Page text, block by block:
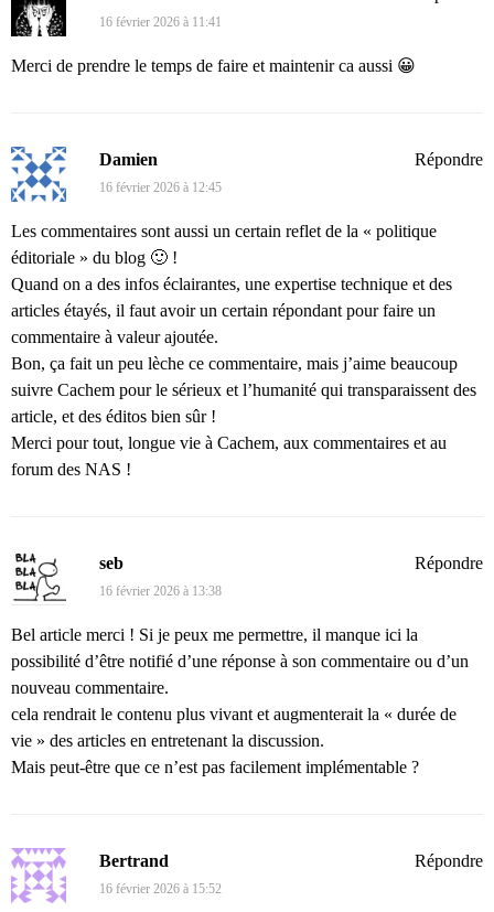
16 février 2026 à 11:41
Merci de prendre le temps de faire et maintenir ca aussi 😀
Damien
16 février 2026 à 12:45
Les commentaires sont aussi un certain reflet de la « politique
éditoriale » du blog 🙂 !
Quand on a des infos éclairantes, une expertise technique et des
articles étayés, il faut avoir un certain répondant pour faire un
commentaire à valeur ajoutée.
Bon, ça fait un peu lèche ce commentaire, mais j’aime beaucoup
suivre Cachem pour le sérieux et l’humanité qui transparaissent des
article, et des éditos bien sûr !
Merci pour tout, longue vie à Cachem, aux commentaires et au
forum des NAS !
Répondre
seb
16 février 2026 à 13:38
Bel article merci ! Si je peux me permettre, il manque ici la
possibilité d’être notifié d’une réponse à son commentaire ou d’un
nouveau commentaire.
cela rendrait le contenu plus vivant et augmenterait la « durée de
vie » des articles en entretenant la discussion.
Mais peut-être que ce n’est pas facilement implémentable ?
Répondre
Bertrand
16 février 2026 à 15:52
Répondre